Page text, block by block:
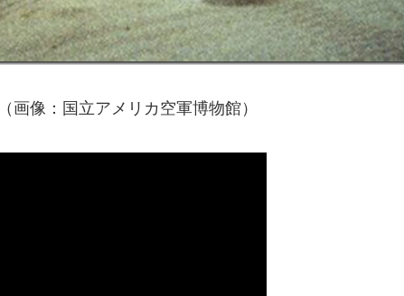
画像：国立アメリカ空軍博物館）